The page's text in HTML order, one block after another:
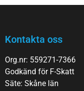
Kontakta oss
Org.nr: 559271-7366
Godkänd för F-Skatt
Säte: Skåne län